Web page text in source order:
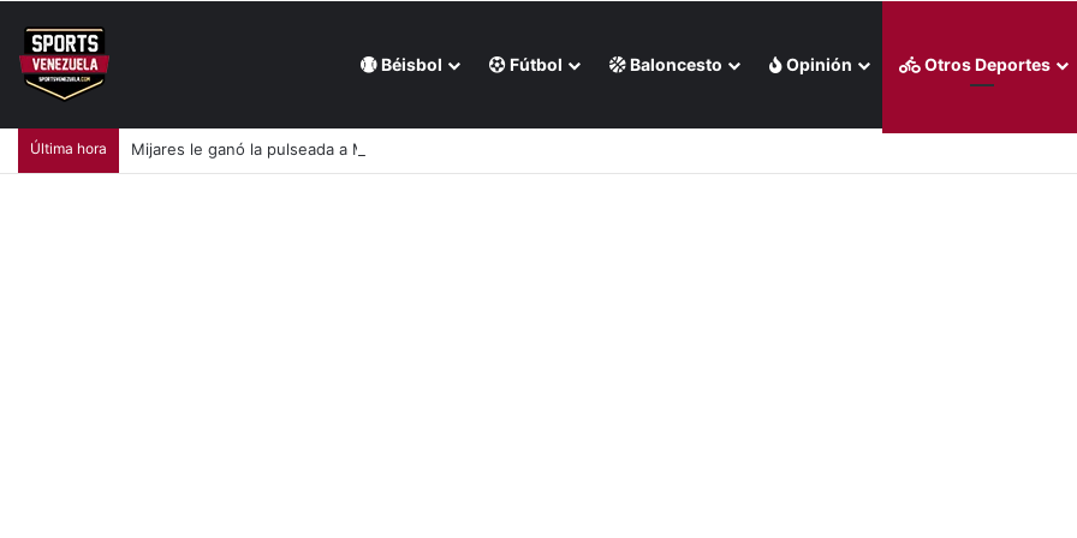
Béisbol Fútbol Baloncesto Opinión Otros Deportes
Última hora Mijares le ganó la pulseada a Milano en la jornada de la liga chilena